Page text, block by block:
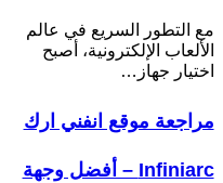
مع التطور السريع في عالم
الألعاب الإلكترونية، أصبح
اختيار جهاز…
مراجعة موقع انفني ارك
Infiniarc – أفضل وجهة